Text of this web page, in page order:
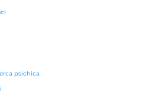
psichica